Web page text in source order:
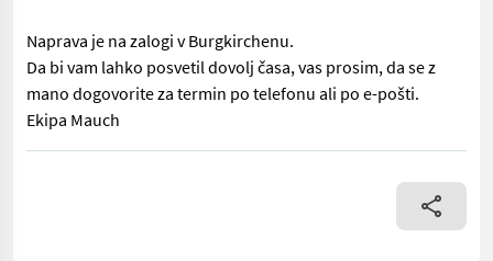
Naprava je na zalogi v Burgkirchenu.
Da bi vam lahko posvetil dovolj časa, vas prosim, da se z
mano dogovorite za termin po telefonu ali po e-pošti.
Ekipa Mauch
Na voljo je zelo lepa zadnja kosilnica Fendt Slicer 3160 z